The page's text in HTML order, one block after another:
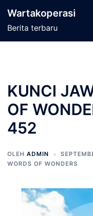
Wartakoperasi
Berita terbaru
KUNCI
OF
452
OLEH ADMIN
WORDS OF WONDERS